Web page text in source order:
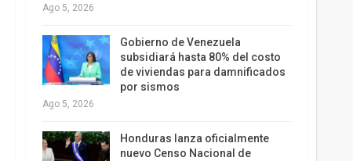
Ago 5, 2026
Gobierno de Venezuela
subsidiará hasta 80% del costo
de viviendas para damnificados
por sismos
Ago 5, 2026
Honduras lanza oficialmente
nuevo Censo Nacional de